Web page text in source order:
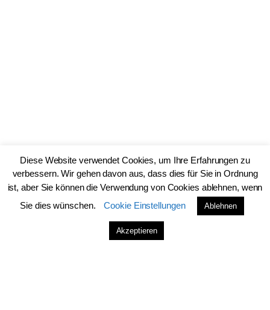
Schreibe einen Kommentar
Diese Website verwendet Cookies, um Ihre Erfahrungen zu
verbessern. Wir gehen davon aus, dass dies für Sie in Ordnung
ist, aber Sie können die Verwendung von Cookies ablehnen, wenn
Sie dies wünschen.
Cookie Einstellungen Ablehnen
Akzeptieren